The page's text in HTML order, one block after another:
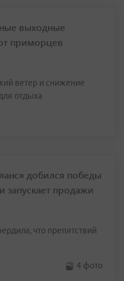
выходные
приморцев
ветер и снижение
отдыха
добился победы
запускает продажи
что препятствий
4 фото